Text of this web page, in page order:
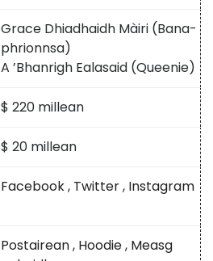
Grace Dhiadhaidh Màiri (Bana-
phrionnsa)
A ’Bhanrigh Ealasaid (Queenie)
$ 220 millean
$ 20 millean
Facebook, Twitter, Instagram
Postairean, Hoodie, Measg